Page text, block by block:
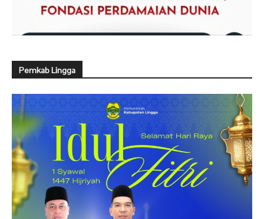
Pemkab Lingga